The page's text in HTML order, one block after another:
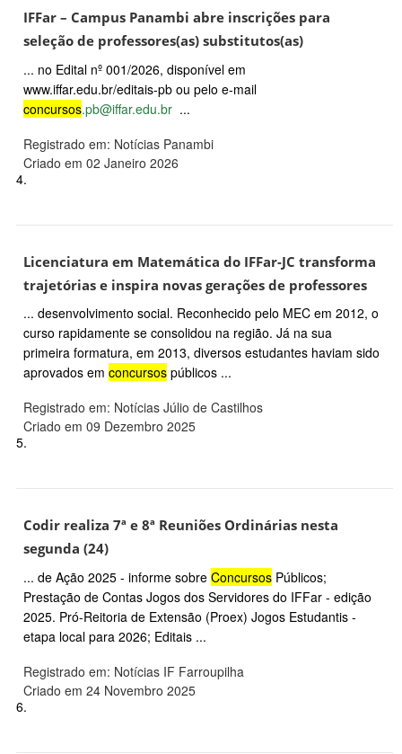
IFFar – Campus Panambi abre inscrições para
seleção de professores(as) substitutos(as)
... no Edital nº 001/2026, disponível em
www.iffar.edu.br/editais-pb ou pelo e-mail
concursos.pb@iffar.edu.br ...
Registrado em: Notícias Panambi
Criado em 02 Janeiro 2026
4.
Licenciatura em Matemática do IFFar-JC transforma
trajetórias e inspira novas gerações de professores
... desenvolvimento social. Reconhecido pelo MEC em 2012, o
curso rapidamente se consolidou na região. Já na sua
primeira formatura, em 2013, diversos estudantes haviam sido
aprovados em concursos públicos ...
Registrado em: Notícias Júlio de Castilhos
Criado em 09 Dezembro 2025
5.
Codir realiza 7ª e 8ª Reuniões Ordinárias nesta
segunda (24)
... de Ação 2025 - informe sobre Concursos Públicos;
Prestação de Contas Jogos dos Servidores do IFFar - edição
2025. Pró-Reitoria de Extensão (Proex) Jogos Estudantis -
etapa local para 2026; Editais ...
Registrado em: Notícias IF Farroupilha
Criado em 24 Novembro 2025
6.